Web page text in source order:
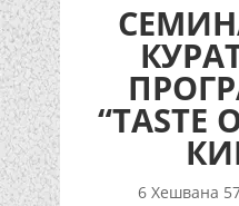
“TASTE
6 Хешвана